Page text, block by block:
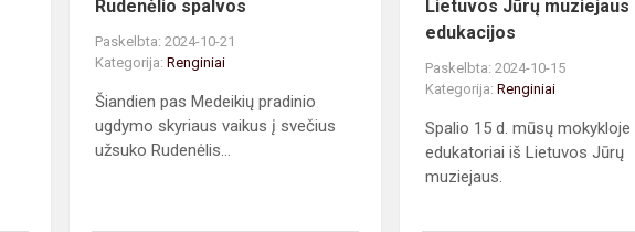
Rudenėlio spalvos
Paskelbta: 2024-10-21
Kategorija:Renginiai
Šiandien pas Medeikių pradinio
ugdymo skyriaus vaikus į svečius
užsuko Rudenėlis...
Lietuvos Jūrų muziejaus
edukacijos
Paskelbta: 2024-10-15
Kategorija:Renginiai
Spalio 15 d. mūsų mokykloje
edukatoriai iš Lietuvos Jūrų
muziejaus.